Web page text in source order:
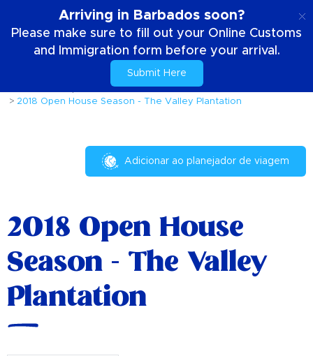
Arriving in Barbados soon?
Please make sure to fill out your Online Customs
and Immigration form before your arrival.
Submit Here
Coisas para fazer
Eventos e Festivais
2018 Open House Season - The Valley Plantation
Adicionar ao planejador de viagem
2018 Open House
Season - The Valley
Plantation